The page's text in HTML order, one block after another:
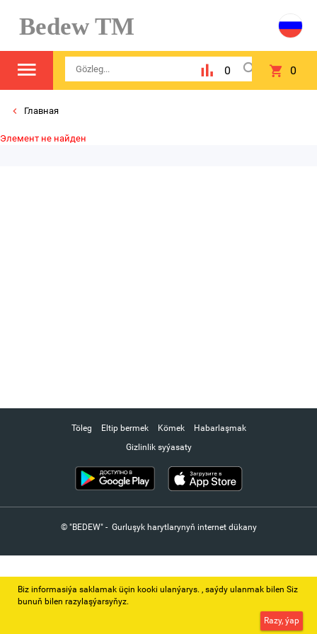
Bedew TM
0 0
Главная
Элемент не найден
Töleg Eltip bermek Kömek
Habarlaşmak
Gizlinlik syýasaty
© "BEDEW" - Gurluşyk harytlarynyň internet dükany
Biz informasiýa saklamak üçin kooki ulanýarys. ‚ saýdy ulanmak bilen Siz
bunuň bilen razylaşýarsyňyz.
Razy, ýap